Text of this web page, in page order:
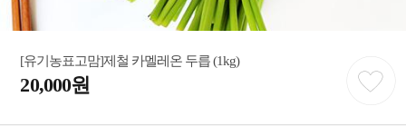
[유기농표고맘]제철 카멜레온 두릅 (1kg)
20,000원